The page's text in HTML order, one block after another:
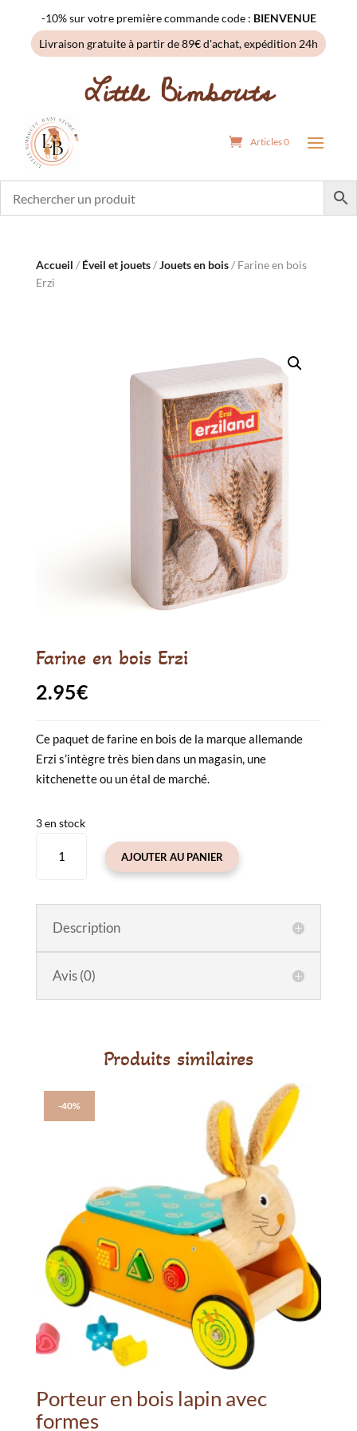
-10% sur votre première commande code : BIENVENUE
Livraison gratuite à partir de 89€ d'achat, expédition 24h
Little Bimbouts
Articles 0
Accueil / Éveil et jouets/Jouets en bois/ Farine en bois
Erzi
Farine en bois Erzi
2.95€
Ce paquet de farine en bois de la marque allemande
Erzi s’intègre très bien dans un magasin, une
kitchenette ou un étal de marché.
3 en stock
en
bois
AJOUTER AU PANIER
Description
Avis (0)
Produits similaires
-40%
Porteur en bois lapin avec
formes